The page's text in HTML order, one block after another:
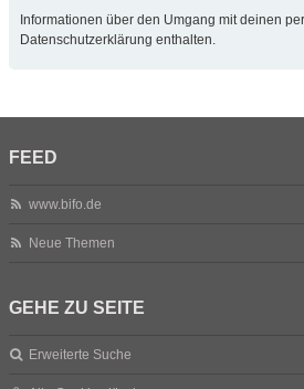
Informationen über den Umgang mit deinen
Datenschutzerklärung enthalten.
FEED
www.bifo.de
Neue Themen
GEHE ZU SEITE
Erweiterte Suche